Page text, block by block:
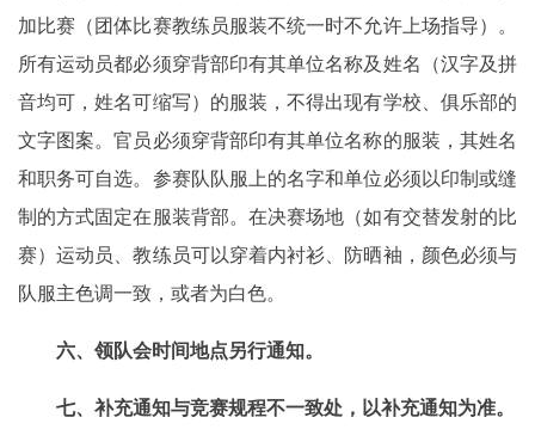
加比赛（团体比赛教练员服装不统一时不允许上场指导）。
所有运动员都必须穿背部印有其单位名称及姓名（汉字及拼
音均可，姓名可缩写）的服装，不得出现有学校、俱乐部的
文字图案。官员必须穿背部印有其单位名称的服装，其姓名
和职务可自选。参赛队队服上的名字和单位必须以印制或缝
制的方式固定在服装背部。在决赛场地（如有交替发射的比
赛）运动员、教练员可以穿着内衬衫、防晒袖，颜色必须与
队服主色调一致，或者为白色。
六、领队会时间地点另行通知。
七、补充通知与竞赛规程不一致处，以补充通知为准。